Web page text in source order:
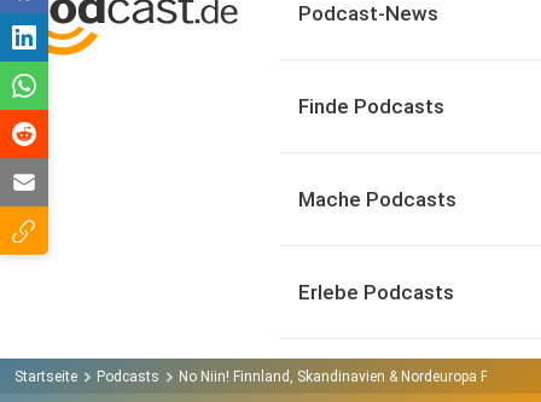
Podcast-News
Finde Podcasts
Mache Podcasts
Erlebe Podcasts
Startseite Podcasts No Niin! Finnland, Skandinavien & Nordeuropa Podcast